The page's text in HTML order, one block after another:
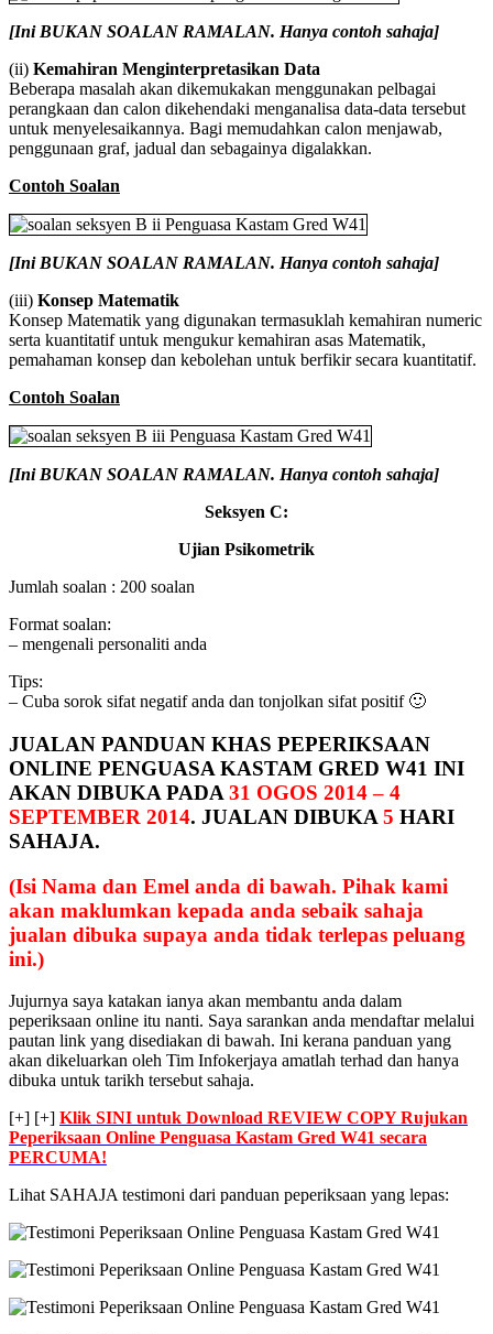
[Ini BUKAN SOALAN RAMALAN. Hanya contoh sahaja]
(ii) Kemahiran Menginterpretasikan Data
Beberapa masalah akan dikemukakan menggunakan pelbagai
perangkaan dan calon dikehendaki menganalisa data-data tersebut
untuk menyelesaikannya. Bagi memudahkan calon menjawab,
penggunaan graf, jadual dan sebagainya digalakkan.
Contoh Soalan
[Ini BUKAN SOALAN RAMALAN. Hanya contoh sahaja]
(iii) Konsep Matematik
Konsep Matematik yang digunakan termasuklah kemahiran numeric
serta kuantitatif untuk mengukur kemahiran asas Matematik,
pemahaman konsep dan kebolehan untuk berfikir secara kuantitatif.
Contoh Soalan
[Ini BUKAN SOALAN RAMALAN. Hanya contoh sahaja]
Seksyen C:
Ujian Psikometrik
Jumlah soalan : 200 soalan
Format soalan:
– mengenali personaliti anda
Tips:
– Cuba sorok sifat negatif anda dan tonjolkan sifat positif 🙂
JUALAN PANDUAN KHAS PEPERIKSAAN
ONLINE PENGUASA KASTAM GRED W41 INI
AKAN DIBUKA PADA 31 OGOS 2014 – 4
SEPTEMBER 2014. JUALAN DIBUKA 5 HARI
SAHAJA.
(Isi Nama dan Emel anda di bawah. Pihak kami
akan maklumkan kepada anda sebaik sahaja
jualan dibuka supaya anda tidak terlepas peluang
ini.)
Jujurnya saya katakan ianya akan membantu anda dalam
peperiksaan online itu nanti. Saya sarankan anda mendaftar melalui
pautan link yang disediakan di bawah. Ini kerana panduan yang
akan dikeluarkan oleh Tim Infokerjaya amatlah terhad dan hanya
dibuka untuk tarikh tersebut sahaja.
[+] [+] Klik SINI untuk Download REVIEW COPY Rujukan
Peperiksaan Online Penguasa Kastam Gred W41 secara
PERCUMA!
Lihat SAHAJA testimoni dari panduan peperiksaan yang lepas: